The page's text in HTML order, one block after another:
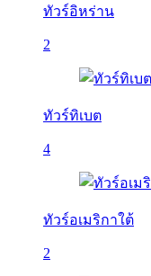
ทัวร์อิหร่าน
2
ทัวร์ทิเบต
4
ทัวร์อเมริกาใต้
2